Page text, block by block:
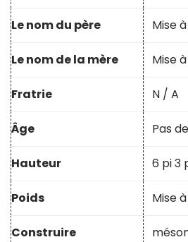
Le nom du père Mise
Le nom de la mère Mise
Fratrie N / A
Âge Pas
Hauteur 6 pi 3
Poids Mise
Construire